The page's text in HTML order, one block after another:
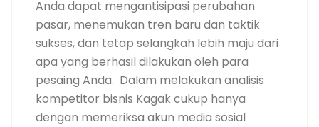
Anda dapat mengantisipasi perubahan
pasar, menemukan tren baru dan taktik
sukses, dan tetap selangkah lebih maju dari
apa yang berhasil dilakukan oleh para
pesaing Anda. Dalam melakukan analisis
kompetitor bisnis Kagak cukup hanya
dengan memeriksa akun media sosial